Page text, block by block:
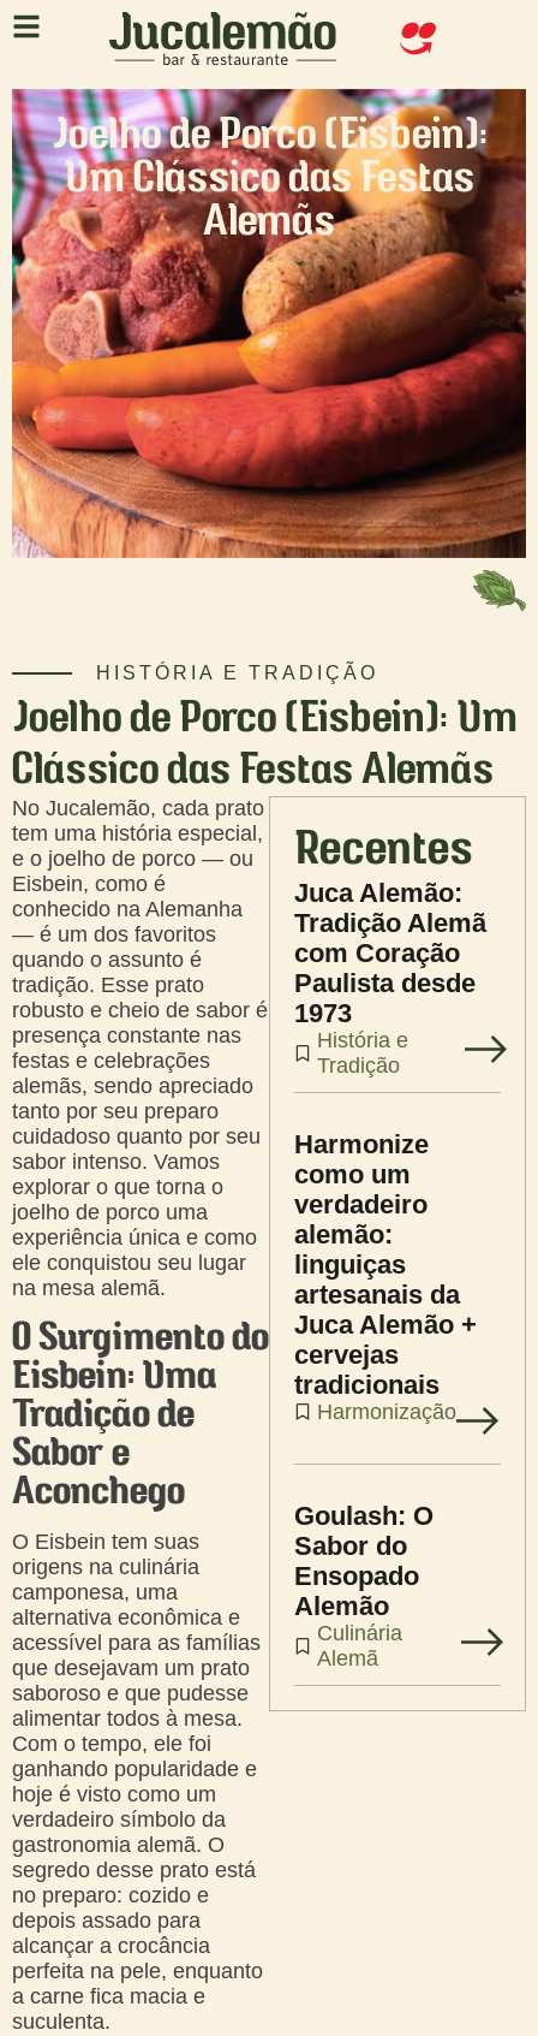
Joelho de Porco (Eisbein):
Um Clássico das Festas
Alemãs
HISTÓRIA E TRADIÇÃO
Joelho de Porco (Eisbein): Um
Clássico das Festas Alemãs
No Jucalemão, cada prato
tem uma história especial,
e o joelho de porco — ou
Eisbein, como é
conhecido na Alemanha
— é um dos favoritos
quando o assunto é
tradição. Esse prato
robusto e cheio de sabor é
presença constante nas
festas e celebrações
alemãs, sendo apreciado
tanto por seu preparo
cuidadoso quanto por seu
sabor intenso. Vamos
explorar o que torna o
joelho de porco uma
experiência única e como
ele conquistou seu lugar
na mesa alemã.
O Surgimento do
Eisbein: Uma
Tradição de
Sabor e
Aconchego
O Eisbein tem suas
origens na culinária
camponesa, uma
alternativa econômica e
acessível para as famílias
que desejavam um prato
saboroso e que pudesse
alimentar todos à mesa.
Com o tempo, ele foi
ganhando popularidade e
hoje é visto como um
verdadeiro símbolo da
gastronomia alemã. O
segredo desse prato está
no preparo: cozido e
depois assado para
alcançar a crocância
perfeita na pele, enquanto
a carne fica macia e
suculenta.
Recentes
Juca Alemão:
Tradição Alemã
com Coração
Paulista desde
1973
História e
Tradição
Harmonize
como um
verdadeiro
alemão:
linguiças
artesanais da
Juca Alemão +
cervejas
tradicionais
Harmonização
Goulash: O
Sabor do
Ensopado
Alemão
Culinária
Alemã